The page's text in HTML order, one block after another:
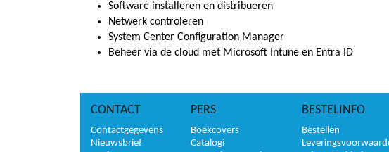
Software installeren en distribueren
Netwerk controleren
System Center Configuration Manager
Beheer via de cloud met Microsoft Intune en Entra ID
CONTACT
Contactgegevens
Nieuwsbrief
PERS
Boekcovers
Catalogi
BESTELINFO
Bestellen